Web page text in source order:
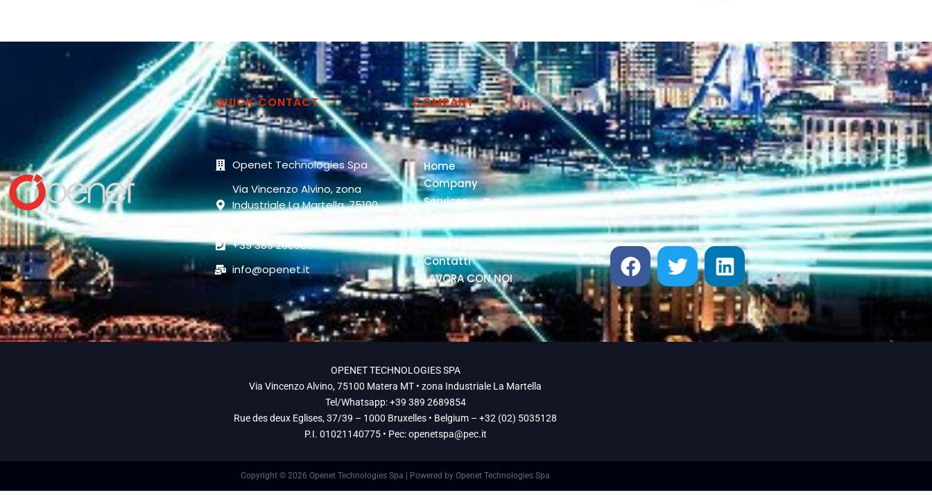
QUICK CONTACT
Openet Technologies Spa
Via Vincenzo Alvino, zona
Industriale La Martella, 75100
+39 389 2689854
info@openet.it
COMPANY
Home
Company
Services
R&D
News
Contatti
LAVORA CON NOI
OPENET TECHNOLOGIES SPA
Via Vincenzo Alvino, 75100 Matera MT • zona Industriale La Martella
Tel/Whatsapp: +39 389 2689854
Rue des deux Eglises, 37/39 – 1000 Bruxelles • Belgium – +32 (02) 5035128
P.I. 01021140775 • Pec:openetspa@pec.it
Copyright © 2026 Openet Technologies Spa | Powered by Openet Technologies Spa